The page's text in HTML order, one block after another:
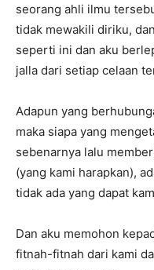
seorang ahli ilmu
tidak mewakili diriku,
seperti ini dan aku
jalla dari setiap celaan
Adapun yang
maka siapa yang
sebenarnya lalu
(yang kami harapkan),
tidak ada yang dapat
Dan aku memohon
fitnah-fitnah dari kami